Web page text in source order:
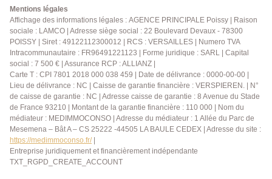
chambres dont deux avec placards intégrés, d'un
dégagement avec rangements, d'une salle de bains
ainsi que de WC séparés. L'appartement est équipé
de ventilateurs de plafond. Deux places de
stationnement extérieures et une cave complètent ce
bien. AGENCE PRINCIPALE: 01.30.06.69.69
(collaborateur salarié F.B.)
Mentions légales
Affichage des informations légales : AGENCE PRINCIPALE Poissy | Raison
sociale : LAMCO | Adresse siège social : 22 Boulevard Devaux - 78300
POISSY | Siret : 49122112300012 | RCS : VERSAILLES | Numero TVA
Intracommunautaire : FR96491221123 | Forme juridique : SARL | Capital
social : 7 500 € | Assurance RCP : ALLIANZ |
Carte T : CPI 7801 2018 000 038 459 | Date de délivrance : 0000-00-00 |
Lieu de délivrance : NC | Caisse de garantie financière : VERSPIEREN. | N°
de caisse de garantie : NC | Adresse caisse de garantie : 8 Avenue du Stade
de France 93210 | Montant de la garantie financière : 110 000 | Nom du
médiateur : MEDIMMOCONSO | Adresse du médiateur : 1 Allée du Parc de
Mesemena – Bât A – CS 25222 -44505 LA BAULE CEDEX | Adresse du site :
https://medimmoconso.fr/|
Entreprise juridiquement et financièrement indépendante
TXT_RGPD_CREATE_ACCOUNT